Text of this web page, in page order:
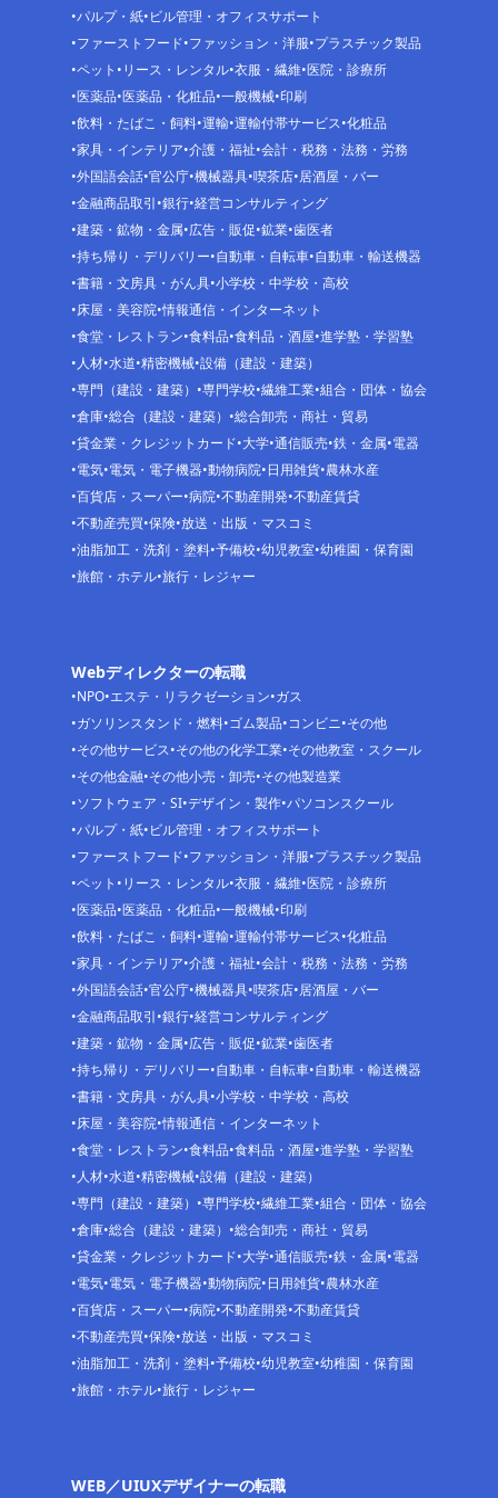
パルプ・紙 ビル管理・オフィスサポート
ファーストフード ファッション・洋服 プラスチック製品
ペット リース・レンタル 衣服・繊維 医院・診療所
医薬品 医薬品・化粧品 一般機械 印刷
飲料・たばこ・飼料 運輸 運輸付帯サービス 化粧品
家具・インテリア 介護・福祉 会計・税務・法務・労務
外国語会話 官公庁 機械器具 喫茶店 居酒屋・バー
金融商品取引 銀行 経営コンサルティング
建築・鉱物・金属 広告・販促 鉱業 歯医者
持ち帰り・デリバリー 自動車・自転車 自動車・輸送機器
書籍・文房具・がん具 小学校・中学校・高校
床屋・美容院 情報通信・インターネット
食堂・レストラン 食料品 食料品・酒屋 進学塾・学習塾
人材 水道 精密機械 設備（建設・建築）
専門（建設・建築）
専門学校 繊維工業 組合・団体・協会
倉庫 総合（建設・建築）
総合卸売・商社・貿易
貸金業・クレジットカード 大学 通信販売 鉄・金属 電器
電気 電気・電子機器 動物病院 日用雑貨 農林水産
百貨店・スーパー 病院 不動産開発 不動産賃貸
不動産売買 保険 放送・出版・マスコミ
油脂加工・洗剤・塗料 予備校 幼児教室 幼稚園・保育園
旅館・ホテル 旅行・レジャー
Webディレクターの転職
NPO エステ・リラクゼーション ガス
ガソリンスタンド・燃料 ゴム製品 コンビニ その他
その他サービス その他の化学工業 その他教室・スクール
その他金融 その他小売・卸売 その他製造業
ソフトウェア・SI デザイン・製作 パソコンスクール
パルプ・紙 ビル管理・オフィスサポート
ファーストフード ファッション・洋服 プラスチック製品
ペット リース・レンタル 衣服・繊維 医院・診療所
医薬品 医薬品・化粧品 一般機械 印刷
飲料・たばこ・飼料 運輸 運輸付帯サービス 化粧品
家具・インテリア 介護・福祉 会計・税務・法務・労務
外国語会話 官公庁 機械器具 喫茶店 居酒屋・バー
金融商品取引 銀行 経営コンサルティング
建築・鉱物・金属 広告・販促 鉱業 歯医者
持ち帰り・デリバリー 自動車・自転車 自動車・輸送機器
書籍・文房具・がん具 小学校・中学校・高校
床屋・美容院 情報通信・インターネット
食堂・レストラン 食料品 食料品・酒屋 進学塾・学習塾
人材 水道 精密機械 設備（建設・建築）
専門（建設・建築）
専門学校 繊維工業 組合・団体・協会
倉庫 総合（建設・建築）
総合卸売・商社・貿易
貸金業・クレジットカード 大学 通信販売 鉄・金属 電器
電気 電気・電子機器 動物病院 日用雑貨 農林水産
百貨店・スーパー 病院 不動産開発 不動産賃貸
不動産売買 保険 放送・出版・マスコミ
油脂加工・洗剤・塗料 予備校 幼児教室 幼稚園・保育園
旅館・ホテル 旅行・レジャー
WEB／UIUXデザイナーの転職